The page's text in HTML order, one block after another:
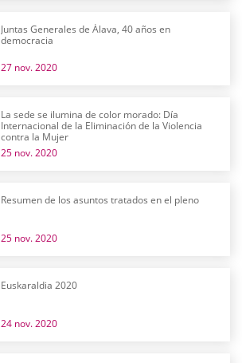
Juntas Generales de Álava, 40 años en
democracia
27 nov. 2020
La sede se ilumina de color morado: Día
Internacional de la Eliminación de la Violencia
contra la Mujer
25 nov. 2020
Resumen de los asuntos tratados en el pleno
25 nov. 2020
Euskaraldia 2020
24 nov. 2020